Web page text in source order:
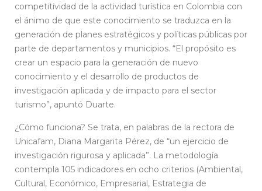
competitividad de la actividad turística en Colombia con
el ánimo de que este conocimiento se traduzca en la
generación de planes estratégicos y políticas públicas por
parte de departamentos y municipios. “El propósito es
crear un espacio para la generación de nuevo
conocimiento y el desarrollo de productos de
investigación aplicada y de impacto para el sector
turismo”, apuntó Duarte.
¿Cómo funciona? Se trata, en palabras de la rectora de
Unicafam, Diana Margarita Pérez, de “un ejercicio de
investigación rigurosa y aplicada”. La metodología
contempla 105 indicadores en ocho criterios (Ambiental,
Cultural, Económico, Empresarial, Estrategia de